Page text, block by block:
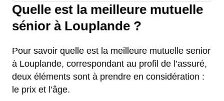
Quelle est la meilleure mutuelle
sénior à Louplande ?
Pour savoir quelle est la meilleure mutuelle senior
à Louplande, correspondant au profil de l’assuré,
deux éléments sont à prendre en considération :
le prix et l’âge.